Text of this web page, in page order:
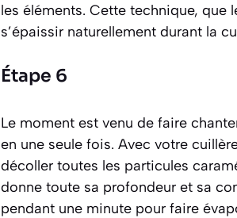
les éléments. Cette technique, que
s’épaissir naturellement durant la
Étape 6
Le moment est venu de faire
en une seule fois. Avec votre
décoller toutes les particules
donne toute sa profondeur et sa
pendant une minute pour faire